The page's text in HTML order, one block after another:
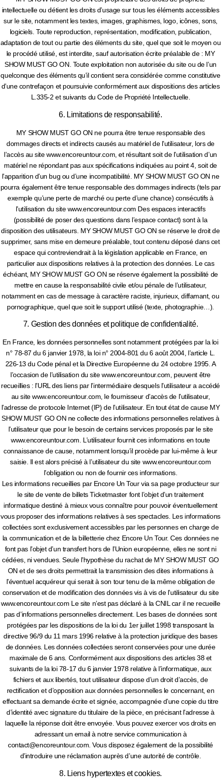
intellectuelle ou détient les droits d’usage sur tous les éléments accessibles
sur le site, notamment les textes, images, graphismes, logo, icônes, sons,
logiciels. Toute reproduction, représentation, modification, publication,
adaptation de tout ou partie des éléments du site, quel que soit le moyen ou
le procédé utilisé, est interdite, sauf autorisation écrite préalable de : MY
SHOW MUST GO ON. Toute exploitation non autorisée du site ou de l’un
quelconque des éléments qu’il contient sera considérée comme constitutive
d’une contrefaçon et poursuivie conformément aux dispositions des articles
L.335-2 et suivants du Code de Propriété Intellectuelle.
6. Limitations de responsabilité.
MY SHOW MUST GO ON ne pourra être tenue responsable des
dommages directs et indirects causés au matériel de l’utilisateur, lors de
l’accès au site www.encoreuntour.com, et résultant soit de l’utilisation d’un
matériel ne répondant pas aux spécifications indiquées au point 4, soit de
l’apparition d’un bug ou d’une incompatibilité. MY SHOW MUST GO ON ne
pourra également être tenue responsable des dommages indirects (tels par
exemple qu’une perte de marché ou perte d’une chance) consécutifs à
l’utilisation du site www.encoreuntour.com Des espaces interactifs
(possibilité de poser des questions dans l’espace contact) sont à la
disposition des utilisateurs. MY SHOW MUST GO ON se réserve le droit de
supprimer, sans mise en demeure préalable, tout contenu déposé dans cet
espace qui contreviendrait à la législation applicable en France, en
particulier aux dispositions relatives à la protection des données. Le cas
échéant, MY SHOW MUST GO ON se réserve également la possibilité de
mettre en cause la responsabilité civile et/ou pénale de l’utilisateur,
notamment en cas de message à caractère raciste, injurieux, diffamant, ou
pornographique, quel que soit le support utilisé (texte, photographie…).
7. Gestion des données et politique de confidentialité.
En France, les données personnelles sont notamment protégées par la loi
n° 78-87 du 6 janvier 1978, la loi n° 2004-801 du 6 août 2004, l’article L.
226-13 du Code pénal et la Directive Européenne du 24 octobre 1995. A
l’occasion de l’utilisation du site www.encoreuntour.com, peuvent être
recueillies : l’URL des liens par l’intermédiaire desquels l’utilisateur a accédé
au site www.encoreuntour.com, le fournisseur d’accès de l’utilisateur,
l’adresse de protocole Internet (IP) de l’utilisateur. En tout état de cause MY
SHOW MUST GO ON ne collecte des informations personnelles relatives à
l’utilisateur que pour le besoin de certains services proposés par le site
www.encoreuntour.com. L’utilisateur fournit ces informations en toute
connaissance de cause, notamment lorsqu’il procède par lui-même à leur
saisie. Il est alors précisé à l’utilisateur du site www.encoreuntour.com
l’obligation ou non de fournir ces informations.
Les informations recueillies par Encore Un Tour via sa page producteur sur
le site de vente de billets Ticketmaster font l’objet d’un traitement
informatique destiné à mieux vous connaître pour pouvoir éventuellement
vous proposer des informations relatives à ses spectacles. Les informations
collectées sont exclusivement accessibles par les personnes en charge de
la communication et de la billetterie chez Encore Un Tour. Ces données ne
font pas l’objet d’un transfert hors de l’Union européenne, elles ne sont ni
cédées, ni vendues. Seule l’hypothèse du rachat de MY SHOW MUST GO
ON et de ses droits permettrait la transmission des dites informations à
l’éventuel acquéreur qui serait à son tour tenu de la même obligation de
conservation et de modification des données vis à vis de l’utilisateur du site
www.encoreuntour.com Le site n’est pas déclaré à la CNIL car il ne recueille
pas d’informations personnelles directement. Les bases de données sont
protégées par les dispositions de la loi du 1er juillet 1998 transposant la
directive 96/9 du 11 mars 1996 relative à la protection juridique des bases
de données. Les données collectées seront conservées pour une durée
maximale de 6 ans. Conformément aux dispositions des articles 38 et
suivants de la loi 78-17 du 6 janvier 1978 relative à l’informatique, aux
fichiers et aux libertés, tout utilisateur dispose d’un droit d’accès, de
rectification et d’opposition aux données personnelles le concernant, en
effectuant sa demande écrite et signée, accompagnée d’une copie du titre
d’identité avec signature du titulaire de la pièce, en précisant l’adresse à
laquelle la réponse doit être envoyée. Vous pouvez exercer vos droits en
adressant un email à notre service communication à
contact@encoreuntour.com. Vous disposez également de la possibilité
d’introduire une réclamation auprès d’une autorité de contrôle.
8. Liens hypertextes et cookies.